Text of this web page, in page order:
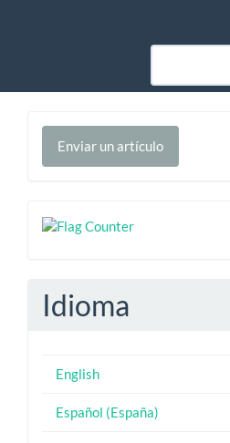
Enviar
unEnviar un artículo
Contador
Idioma
English
Español (España)